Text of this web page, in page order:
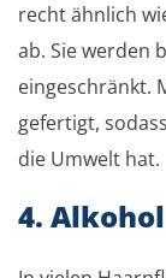
recht ähnlich
ab. Sie werden
eingeschränkt.
gefertigt,
die Umwelt hat.
4. Alkohol